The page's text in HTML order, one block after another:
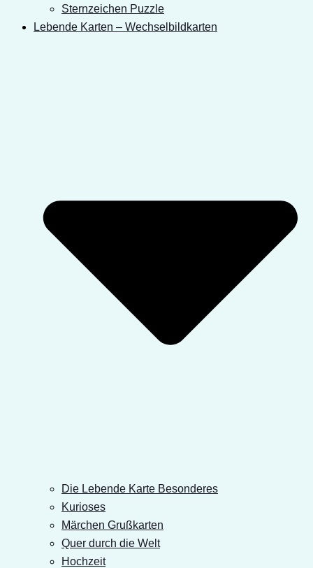
Sternzeichen Puzzle
Lebende Karten – Wechselbildkarten
Die Lebende Karte Besonderes
Kurioses
Märchen Grußkarten
Quer durch die Welt
Hochzeit